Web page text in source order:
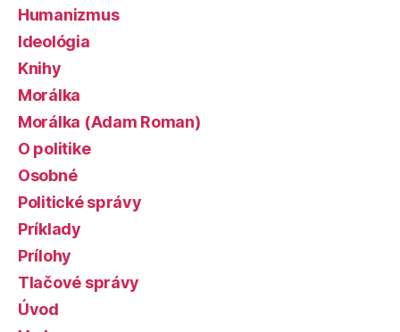
Humanizmus
Ideológia
Knihy
Morálka
Morálka (Adam Roman)
O politike
Osobné
Politické správy
Príklady
Prílohy
Tlačové správy
Úvod